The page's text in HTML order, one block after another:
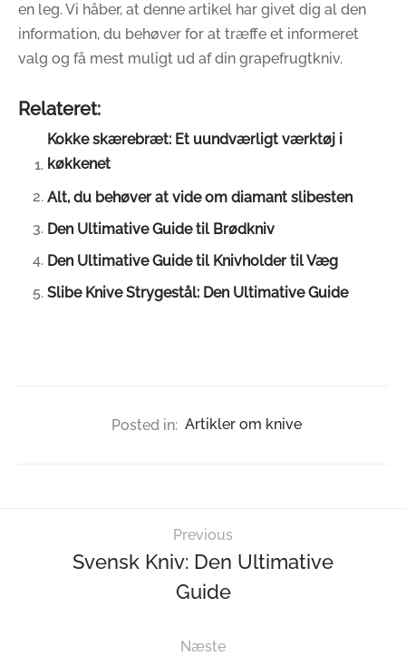
en leg. Vi håber, at denne artikel har givet dig al den
information, du behøver for at træffe et informeret
valg og få mest muligt ud af din grapefrugtkniv.
Relateret:
Kokke skærebræt: Et uundværligt værktøj i
køkkenet
Alt, du behøver at vide om diamant slibesten
Den Ultimative Guide til Brødkniv
Den Ultimative Guide til Knivholder til Væg
Slibe Knive Strygestål: Den Ultimative Guide
Posted in: Artikler om knive
Previous
Svensk Kniv: Den Ultimative
Guide
Næste